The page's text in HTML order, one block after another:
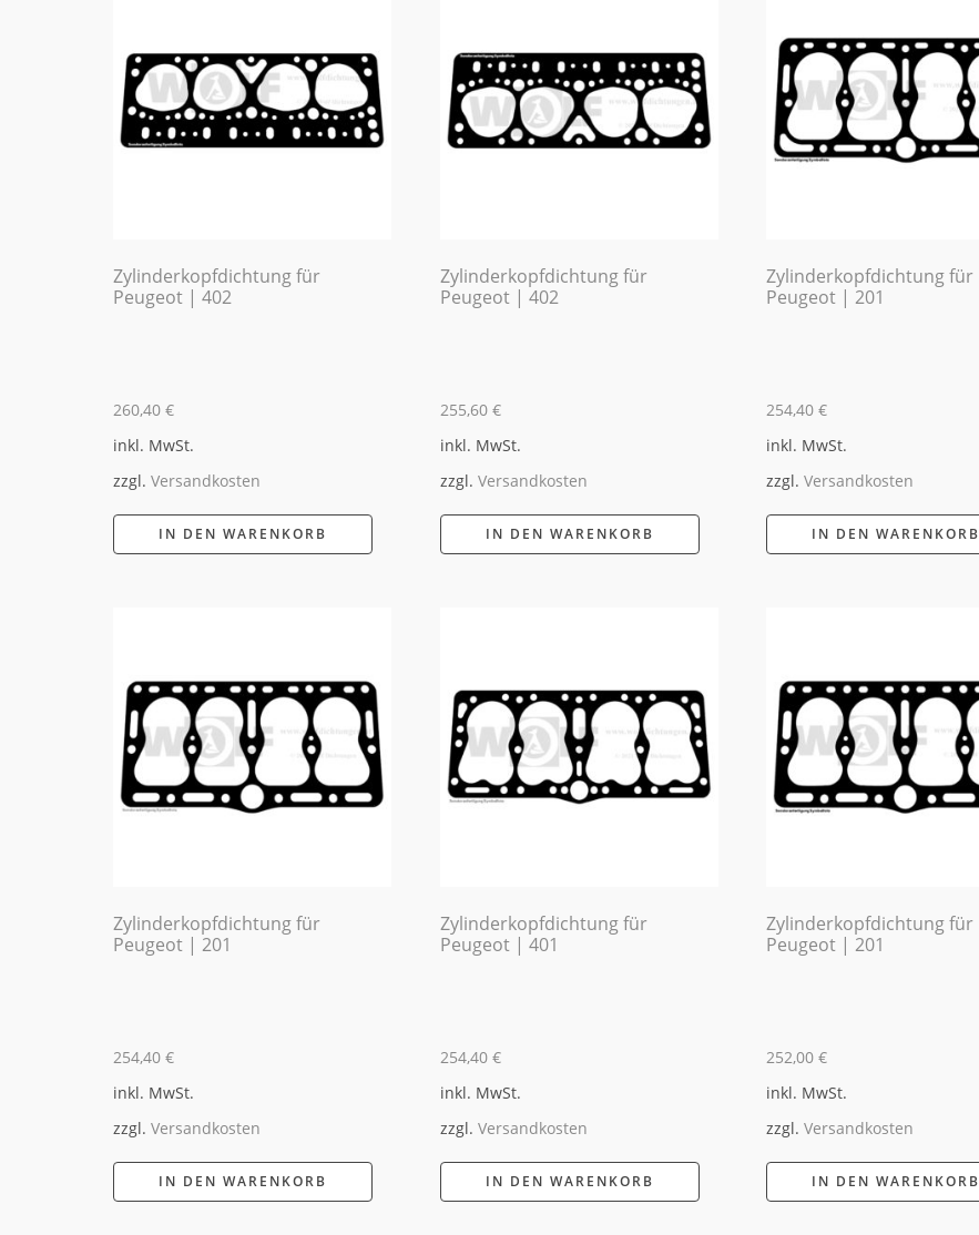
Zylinderkopfdichtung für
Peugeot | 402
260,40 €
inkl. MwSt.
zzgl. Versandkosten
IN DEN WARENKORB
Zylinderkopfdichtung für
Peugeot | 402
255,60 €
inkl. MwSt.
zzgl. Versandkosten
IN DEN WARENKORB
Zylinderkopfdichtung für
Peugeot | 201
254,40€
inkl. MwSt.
zzgl.Versandkosten
IN DEN WARENKORB
Zylinderkopfdichtung für
Peugeot | 201
254,40 €
inkl. MwSt.
zzgl. Versandkosten
IN DEN WARENKORB
Zylinderkopfdichtung für
Peugeot | 401
254,40 €
inkl. MwSt.
zzgl. Versandkosten
IN DEN WARENKORB
Zylinderkopfdichtung für
Peugeot | 201
252,00€
inkl. MwSt.
zzgl.Versandkosten
IN DEN WARENKORB